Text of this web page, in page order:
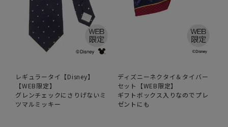
レギュラータイ【Disney】
【WEB限定】
グレンチェックにさりげないミ
ツマルミッキー
ディズニーネクタイ＆タイバー
セット【WEB限定】
ギフトボックス入りなのでプレ
ゼントにも